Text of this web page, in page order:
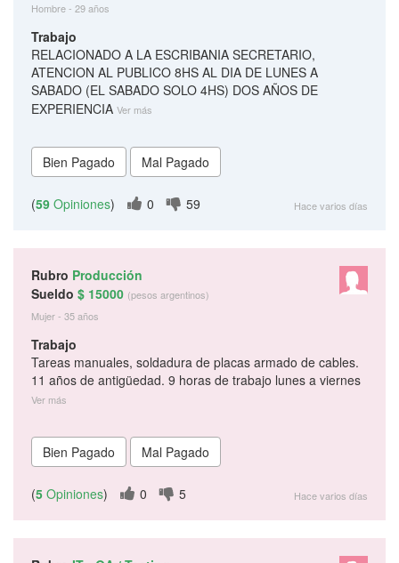
Hombre - 29 años
Trabajo
RELACIONADO A LA ESCRIBANIA SECRETARIO,
ATENCION AL PUBLICO 8HS AL DIA DE LUNES A
SABADO (EL SABADO SOLO 4HS) DOS AÑOS DE
EXPERIENCIA Ver más
(59 Opiniones) 0 59 Hace varios días
Rubro Producción
Sueldo $ 15000 (pesos argentinos)
Mujer - 35 años
Trabajo
Tareas manuales, soldadura de placas armado de cables.
11 años de antigüedad. 9 horas de trabajo lunes a viernes
Ver más
(5 Opiniones) 0 5 Hace varios días